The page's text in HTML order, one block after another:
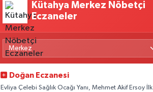
Kütahya Merkez Nöbetçi
Eczaneler
Doğan Eczanesi
Evliya Çelebi Sağlık Ocağı Yanı, Mehmet Akif Ersoy İlk